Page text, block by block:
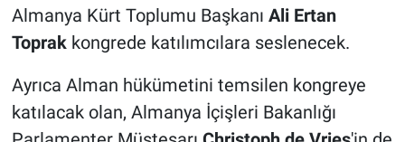
Almanya Kürt Toplumu Başkanı Ali Ertan
Toprakkongrede katılımcılara seslenecek.
Ayrıca Alman hükümetini temsilen kongreye
katılacak olan, Almanya İçişleri Bakanlığı